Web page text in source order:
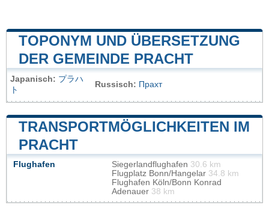
TOPONYM UND ÜBERSETZUNG
DER GEMEINDE PRACHT
Japanisch: プラハ
ト
Russisch: Прахт
TRANSPORTMÖGLICHKEITEN IM
PRACHT
Flughafen Siegerlandflughafen 30.6 km
Flugplatz Bonn/Hangelar 34.8 km
Flughafen Köln/Bonn Konrad
Adenauer 38 km